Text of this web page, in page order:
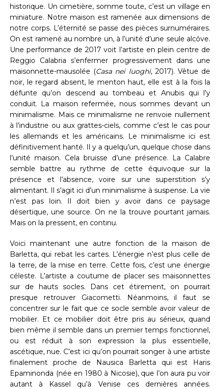
historique. Un cimetière, somme toute, c’est un village en
miniature. Notre maison est ramenée aux dimensions de
notre corps. L’éternité se passe des pièces surnuméraires.
On est ramené au nombre un, à l’unité d’une seule alcôve.
Une performance de 2017 voit l’artiste en plein centre de
Reggio Calabria s’enfermer progressivement dans une
maisonnette-mausolée (Casa nei luoghi, 2017). Vêtue de
noir, le regard absent, le menton haut, elle est à la fois la
défunte qu’on descend au tombeau et Anubis qui l’y
conduit. La maison refermée, nous sommes devant un
minimalisme. Mais ce minimalisme ne renvoie nullement
à l’industrie ou aux grattes-ciels, comme c’est le cas pour
les allemands et les américains. Le minimalisme ici est
définitivement hanté. Il y a quelqu’un, quelque chose dans
l’unité maison. Cela bruisse d’une présence. La Calabre
semble battre au rythme de cette équivoque sur la
présence et l’absence, voire sur une superstition s’y
alimentant. Il s’agit ici d’un minimalisme à suspense. La vie
n’est pas loin. Il doit bien y avoir dans ce paysage
désertique, une source. On ne la trouve pourtant jamais.
Mais on la pressent, en continu.
Voici maintenant une autre fonction de la maison de
Barletta, qui rebat les cartes. L’énergie n’est plus celle de
la terre, de la mise en terre. Cette fois, c’est une énergie
céleste. L’artiste a coutume de placer ses maisonnettes
sur de hauts socles. Dans cet étirement, on pourrait
presque retrouver Giacometti. Néanmoins, il faut se
concentrer sur le fait que ce socle semble avoir valeur de
mobilier. Et ce mobilier doit être pris au sérieux, quand
bien même il semble dans un premier temps fonctionnel,
ou est réduit à son expression la plus essentielle,
ascétique, nue. C’est ici qu’on pourrait songer à une artiste
finalement proche de Nausica Barletta qui est Haris
Epaminonda (née en 1980 à Nicosie), que l’on aura pu voir
autant à Kassel qu’à Venise ces dernières années.